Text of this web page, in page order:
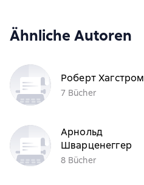
Ähnliche Autoren
Роберт Хагстром
7 Bücher
Арнольд
Шварценеггер
8 Bücher